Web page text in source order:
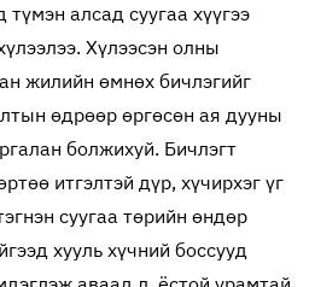
алсад суугаа хүүгээ
Хүлээсэн олны
жилийн өмнөх бичлэгийг
өдрөөр өргөсөн ая дууны
болжихуй. Бичлэгт
итгэлтэй дүр, хүчирхэг үг
суугаа төрийн өндөр
хууль хүчний боссууд